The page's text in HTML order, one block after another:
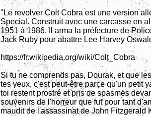
"Le revolver Colt Cobra est une version
Special. Construit avec une carcasse en
1951 à 1986. Il arma la préfecture de
Jack Ruby pour abattre Lee Harvey
https://fr.wikipedia.org/wiki/Colt_Cobra
Si tu ne comprends pas, Dourak, et que
tes yeux, c'est peut-être parce qu'un petit
toi restent prostré et pris de spasmes
souvenirs de l'horreur que fut pour tant
maudit de l'assassinat de John Fitzgerald